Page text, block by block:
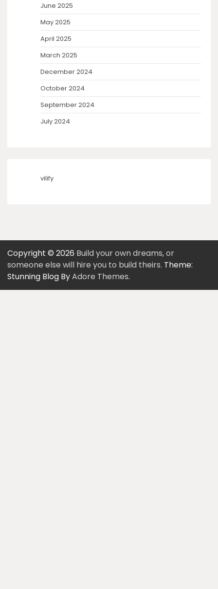
June 2025
May 2025
April 2025
March 2025
December 2024
October 2024
September 2024
July 2024
vilify
Copyright © 2026 Build your own dreams, or
someone else will hire you to build theirs. Theme:
Stunning Blog ByAdore Themes.